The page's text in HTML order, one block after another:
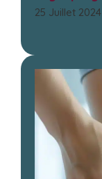
25 Juillet 2024